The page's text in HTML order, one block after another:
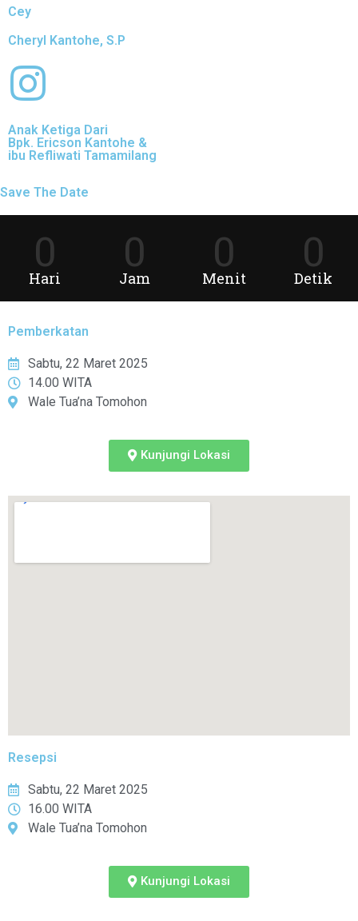
Cey
Cheryl Kantohe, S.P
Anak Ketiga Dari
Bpk. Ericson Kantohe &
ibu Refliwati Tamamilang
Save The Date
0
Hari
0
Jam
0
Menit
0
Detik
Pemberkatan
Sabtu, 22 Maret 2025
14.00 WITA
Wale Tua’na Tomohon
Kunjungi Lokasi
Resepsi
Sabtu, 22 Maret 2025
16.00 WITA
Wale Tua’na Tomohon
Kunjungi Lokasi